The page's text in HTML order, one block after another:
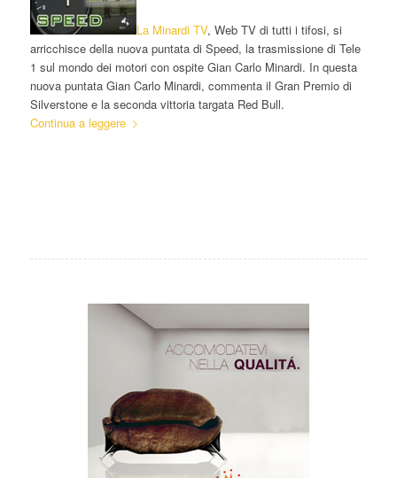
La Minardi TV, Web TV di tutti i tifosi, si
arricchisce della nuova puntata di Speed, la trasmissione di Tele
1 sul mondo dei motori con ospite Gian Carlo Minardi. In questa
nuova puntata Gian Carlo Minardi, commenta il Gran Premio di
Silverstone e la seconda vittoria targata Red Bull.
Continua a leggere